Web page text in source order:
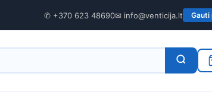
✆ +370 623 48690✉ info@venticija.lt Gauti